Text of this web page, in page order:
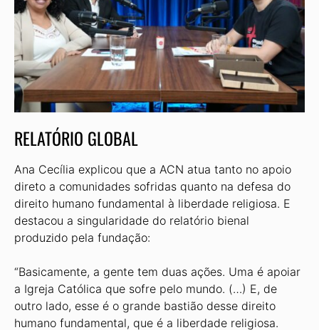
RELATÓRIO GLOBAL
Ana Cecília explicou que a ACN atua tanto no apoio
direto a comunidades sofridas quanto na defesa do
direito humano fundamental à liberdade religiosa. E
destacou a singularidade do relatório bienal
produzido pela fundação:
“Basicamente, a gente tem duas ações. Uma é apoiar
a Igreja Católica que sofre pelo mundo. (…) E, de
outro lado, esse é o grande bastião desse direito
humano fundamental, que é a liberdade religiosa.